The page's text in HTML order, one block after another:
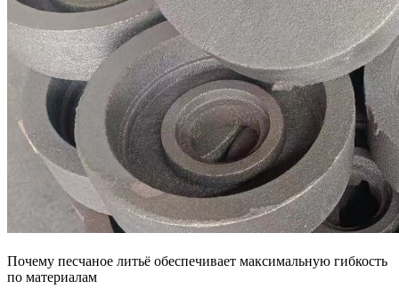
Почему песчаное литьё обеспечивает максимальную гибкость
по материалам